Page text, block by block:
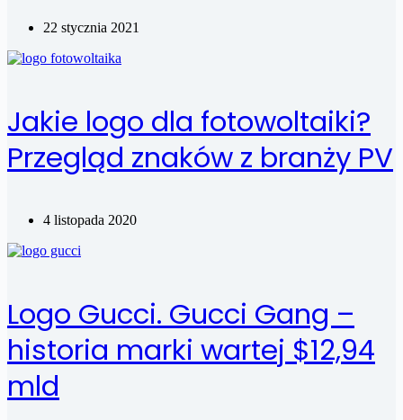
22 stycznia 2021
Jakie logo dla fotowoltaiki?
Przegląd znaków z branży PV
4 listopada 2020
Logo Gucci. Gucci Gang –
historia marki wartej $12,94
mld